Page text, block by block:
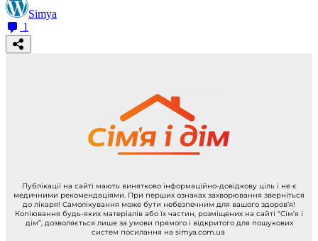
Simya
1
Публікації на сайті мають винятково інформаційно-довідкову ціль і не є
медичними рекомендаціями. При перших ознаках захворювання зверніться
до лікаря! Самолікування може бути небезпечним для вашого здоров’я!
Копіювання будь-яких матеріалів або їх частин, розміщених на сайті “Сім’я і
дім”, дозволяється лише за умови прямого і відкритого для пошукових
систем посилання на simya.com.ua